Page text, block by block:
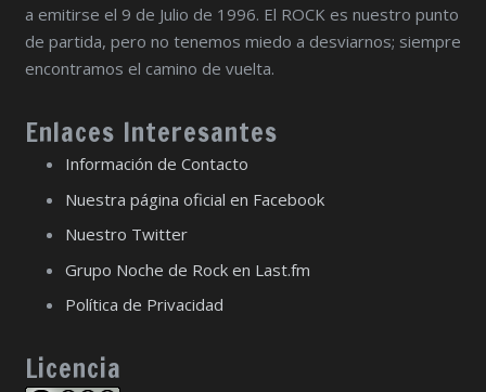
a emitirse el 9 de Julio de 1996. El ROCK es nuestro punto
de partida, pero no tenemos miedo a desviarnos; siempre
encontramos el camino de vuelta.
Enlaces Interesantes
Información de Contacto
Nuestra página oficial en Facebook
Nuestro Twitter
Grupo Noche de Rock en Last.fm
Política de Privacidad
Licencia